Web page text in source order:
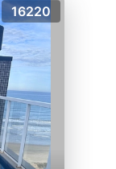
16220